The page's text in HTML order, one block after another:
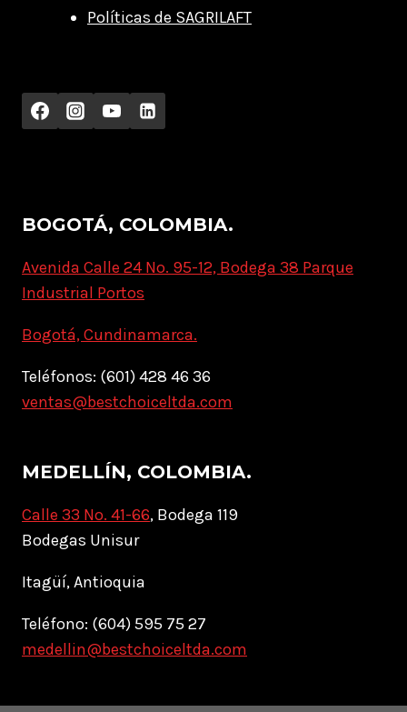
Políticas de SAGRILAFT
BOGOTÁ, COLOMBIA.
Avenida Calle 24 No. 95-12, Bodega 38 Parque
Industrial Portos
Bogotá, Cundinamarca.
Teléfonos: (601) 428 46 36
ventas@bestchoiceltda.com
MEDELLÍN, COLOMBIA.
Calle 33 No. 41-66, Bodega 119
Bodegas Unisur
Itagüí, Antioquia
Teléfono: (604) 595 75 27
medellin@bestchoiceltda.com